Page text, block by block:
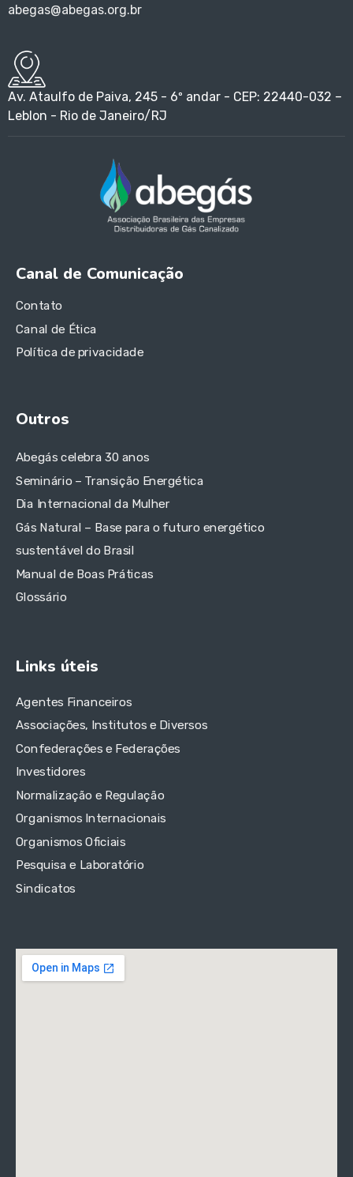
abegas@abegas.org.br
Av. Ataulfo de Paiva, 245 - 6º andar - CEP: 22440-032 –
Leblon - Rio de Janeiro/RJ
Canal de Comunicação
Contato
Canal de Ética
Política de privacidade
Outros
Abegás celebra 30 anos
Seminário – Transição Energética
Dia Internacional da Mulher
Gás Natural – Base para o futuro energético
sustentável do Brasil
Manual de Boas Práticas
Glossário
Links úteis
Agentes Financeiros
Associações, Institutos e Diversos
Confederações e Federações
Investidores
Normalização e Regulação
Organismos Internacionais
Organismos Oficiais
Pesquisa e Laboratório
Sindicatos